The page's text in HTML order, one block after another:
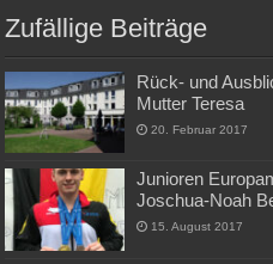
Zufällige Beiträge
Rück- und
Mutter Teresa
20. Februar 2017
Junioren
Joschua-Noah
15. August 2017